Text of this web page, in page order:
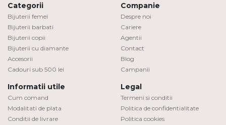
Categorii
Bijuterii femei
Bijuterii barbati
Bijuterii copii
Bijuterii cu diamante
Accesorii
Cadouri sub 500 lei
Companie
Despre noi
Cariere
Agentii
Contact
Blog
Campanii
Informatii utile
Cum comand
Modalitati de plata
Conditii de livrare
Legal
Termeni si conditii
Politica de confidentialitate
Politica cookies